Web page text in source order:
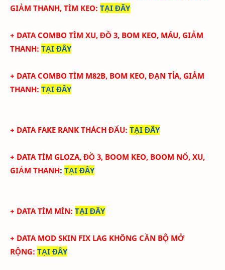
GIẢM THANH, TÌM KEO: TẠI ĐÂY
+ DATA COMBO TÌM XU, ĐỒ 3, BOM KEO, MÁU, GIẢM
THANH: TẠI ĐÂY
+ DATA COMBO TÌM M82B, BOM KEO, ĐẠN TỈA, GIẢM
THANH: TẠI ĐÂY
+ DATA FAKE RANK THÁCH ĐẤU: TẠI ĐÂY
+ DATA TÌM GLOZA, ĐỒ 3, BOOM KEO, BOOM NỔ, XU,
GIẢM THANH: TẠI ĐÂY
+ DATA TÌM MÌN: TẠI ĐÂY
+ DATA MOD SKIN FIX LAG KHÔNG CẦN BỘ MỞ
RỘNG: TẠI ĐÂY